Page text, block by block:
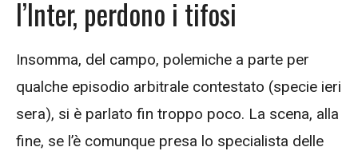
l’Inter, perdono i tifosi
Insomma, del campo, polemiche a parte per
qualche episodio arbitrale contestato (specie ieri
sera), si è parlato fin troppo poco. La scena, alla
fine, se l’è comunque presa lo specialista delle